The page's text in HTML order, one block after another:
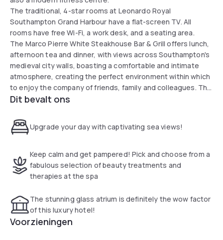
The traditional, 4-star rooms at Leonardo Royal
Southampton Grand Harbour have a flat-screen TV. All
rooms have free Wi-Fi, a work desk, and a seating area.
The Marco Pierre White Steakhouse Bar & Grill offers lunch,
afternoon tea and dinner, with views across Southampton's
medieval city walls, boasting a comfortable and intimate
atmosphere, creating the perfect environment within which
to enjoy the company of friends, family and colleagues. The
Hamtun Bar offers all day dining and a range of cocktails.
Retail Park. On-site parking is available for a supplement, and
all cruise terminals are just a short drive away."
Dit bevalt ons
Upgrade your day with captivating sea views!
Keep calm and get pampered! Pick and choose from a
fabulous selection of beauty treatments and
therapies at the spa
The stunning glass atrium is definitely the wow factor
of this luxury hotel!
Voorzieningen